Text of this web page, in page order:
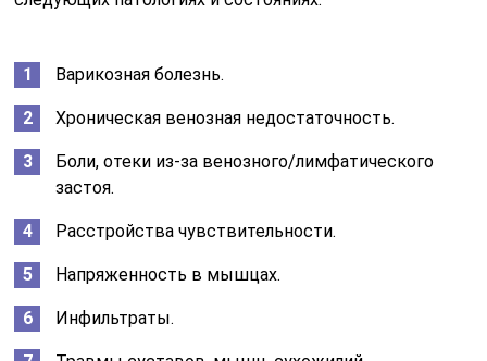
Варикозная болезнь.
Хроническая венозная недостаточность.
Боли, отеки из-за венозного/лимфатического
застоя.
Расстройства чувствительности.
Напряженность в мышцах.
Инфильтраты.